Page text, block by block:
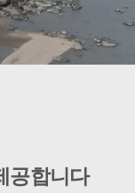
공합니다